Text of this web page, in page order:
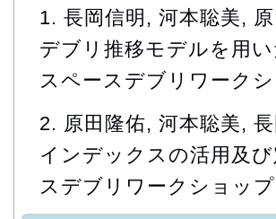
1. 長岡信明, 河本聡美,
デブリ推移モデルを用
スペースデブリワーク
2. 原田隆佑, 河本聡美,
インデックスの活用及
スデブリワークショッ